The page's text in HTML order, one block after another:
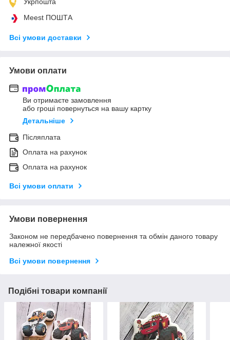
Meest ПОШТА
Всі умови доставки
Умови оплати
Ви отримаєте замовлення
або гроші повернуться на вашу картку
Детальніше
Післяплата
Оплата на рахунок
Оплата на рахунок
Всі умови оплати
Умови повернення
Законом не передбачено повернення та обмін даного товару
належної якості
Всі умови повернення
Подібні товари компанії